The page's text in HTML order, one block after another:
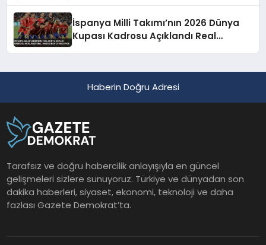
İspanya Milli Takımı’nın 2026 Dünya
Kupası Kadrosu Açıklandı Real
Haberin Doğru Adresi
Tarafsız ve doğru habercilik anlayışıyla en güncel
gelişmeleri sizlere sunuyoruz. Türkiye ve dünyadan son
dakika haberleri, siyaset, ekonomi, teknoloji ve daha
fazlası Gazete Demokrat’ta.